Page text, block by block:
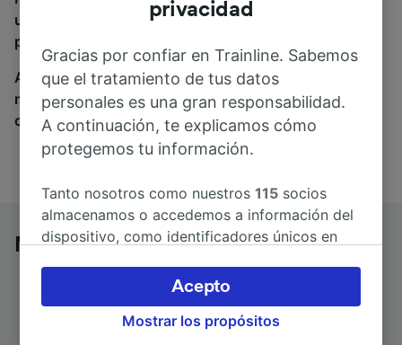
una búsqueda y nosotros compararemos horarios y
precios tanto de tren como de autobús.
A donde quiera que vayas, tu viaje empieza con
nosotros. Encuentra billetes de más de 170
compañías de tren y autobús.
Merseburg a Gera Hbf en autobús
privacidad
Gracias por confiar en Trainline. Sabemos
que el tratamiento de tus datos
personales es una gran responsabilidad.
A continuación, te explicamos cómo
protegemos tu información.
Tanto nosotros como nuestros115 socios
almacenamos o accedemos a información del
dispositivo, como identificadores únicos en
Puedes aceptar o administrar tus preferencias
haciendo clic abajo, incluido el derecho de
oposición en función de tu interés legítimo o,
Mostrar los propósitos
Acepto